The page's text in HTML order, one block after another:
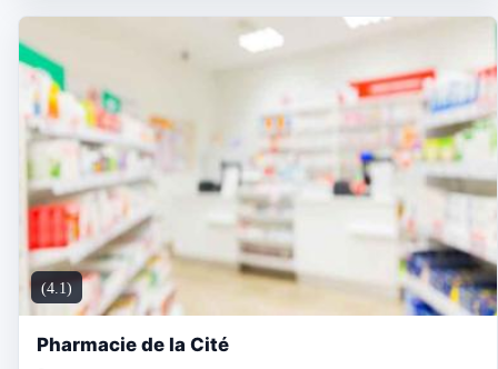
(4.1)
Pharmacie de la Cité